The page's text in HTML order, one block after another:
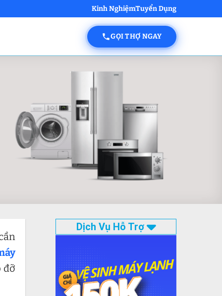
Kinh NghiệmTuyển Dụng
GỌI THỢ NGAY
đỡ
Dịch Vụ Hỗ Trợ